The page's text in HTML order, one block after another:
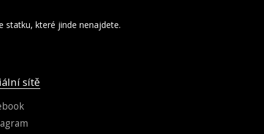
statku, které jinde nenajdete.
sítě